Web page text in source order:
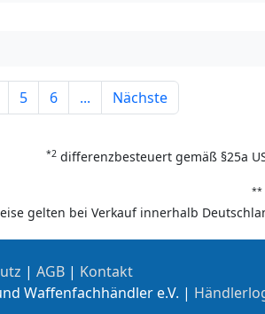
5 6 ... Nächste
*2 differenzbesteuert gemäß §25a
**
gelten bei Verkauf innerhalb
| AGB | Kontakt
Waffenfachhändler e.V. |